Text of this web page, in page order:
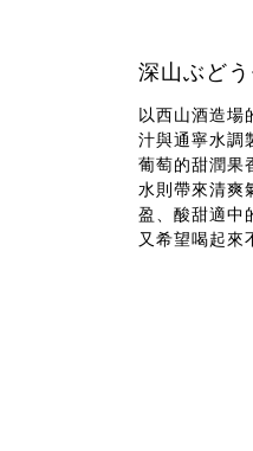
深山ぶど
以西山酒造場
汁與通寧水調
葡萄的甜潤果
水則帶來清爽
盈、酸甜適中
又希望喝起來